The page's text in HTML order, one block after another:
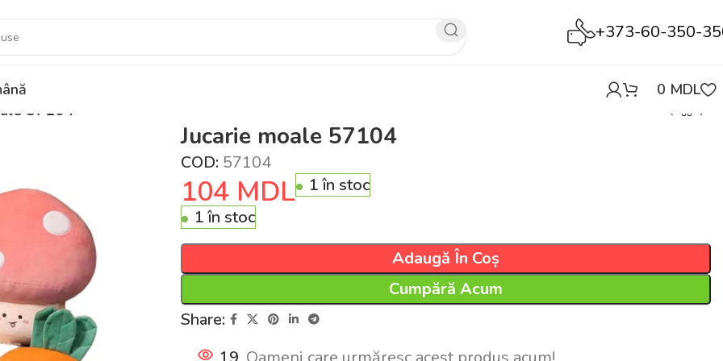
+373-60-350-
0 MDL
57104
Jucarie moale 57104
COD: 57104
104 MDL
1 în stoc
1 în stoc
Adaugă În Coș
Cumpără Acum
Share: